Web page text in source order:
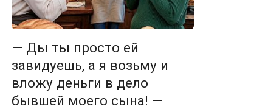
— Ды ты просто ей
завидуешь, а я возьму и
вложу деньги в дело
бывшей моего сына! —